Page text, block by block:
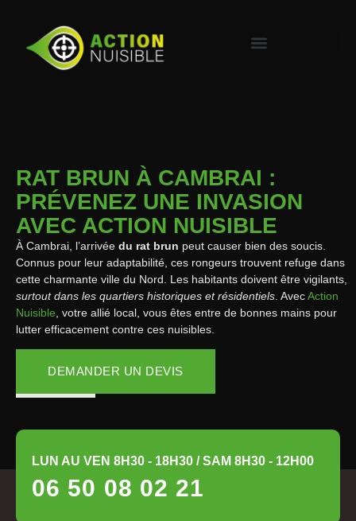
RAT BRUN À CAMBRAI :
PRÉVENEZ UNE INVASION
AVEC ACTION NUISIBLE
À Cambrai, l’arrivée du rat brun peut causer bien des soucis.
Connus pour leur adaptabilité, ces rongeurs trouvent refuge dans
cette charmante ville du Nord. Les habitants doivent être vigilants,
surtout dans les quartiers historiques et résidentiels . AvecAction
Nuisible , votre allié local, vous êtes entre de bonnes mains pour
lutter efficacement contre ces nuisibles.
DEMANDER UN DEVIS
LUN AU VEN 8H30 - 18H30 / SAM 8H30 - 12H00
06 50 08 02 21